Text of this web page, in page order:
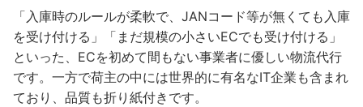
「入庫時のルールが柔軟で、JANコード等が無くても入庫
を受け付ける」「まだ規模の小さいECでも受け付ける」
といった、ECを初めて間もない事業者に優しい物流代行
です。一方で荷主の中には世界的に有名なIT企業も含まれ
ており、品質も折り紙付きです。